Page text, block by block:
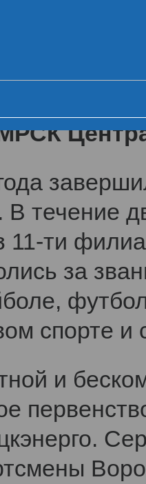
течение
11-ти
за
спорте и
и